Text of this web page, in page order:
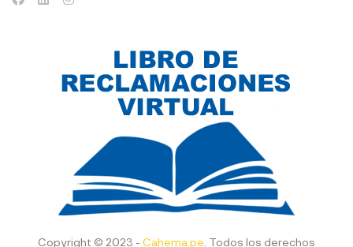
Copyright © 2023 - Cahema.pe . Todos los derechos